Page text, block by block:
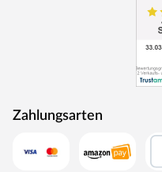
Zahlungsarten